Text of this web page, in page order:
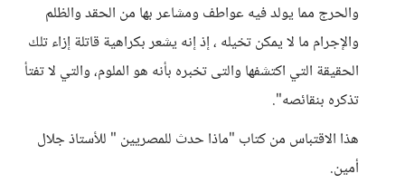
والحرج مما يولد فيه عواطف ومشاعر بها من الحقد والظلم
والإجرام ما لا يمكن تخيله ، إذ إنه يشعر بكراهية قاتلة إزاء تلك
الحقيقة التي اكتشفها والتى تخبره بأنه هو الملوم، والتي لا تفتأ
تذكره بنقائصه".
هذا الاقتباس من كتاب "ماذا حدث للمصريين " للأستاذ جلال
أمين.